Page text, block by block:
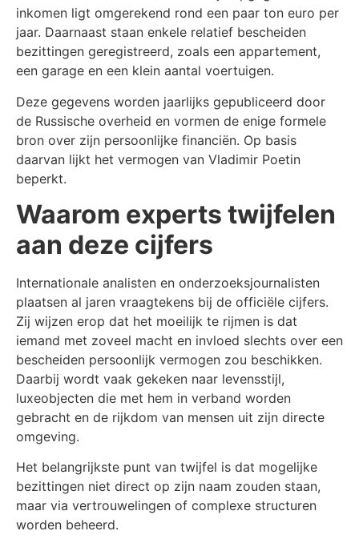
inkomen ligt omgerekend rond een paar ton euro per
jaar. Daarnaast staan enkele relatief bescheiden
bezittingen geregistreerd, zoals een appartement,
een garage en een klein aantal voertuigen.
Deze gegevens worden jaarlijks gepubliceerd door
de Russische overheid en vormen de enige formele
bron over zijn persoonlijke financiën. Op basis
daarvan lijkt het vermogen van Vladimir Poetin
beperkt.
Waarom experts twijfelen
aan deze cijfers
Internationale analisten en onderzoeksjournalisten
plaatsen al jaren vraagtekens bij de officiële cijfers.
Zij wijzen erop dat het moeilijk te rijmen is dat
iemand met zoveel macht en invloed slechts over een
bescheiden persoonlijk vermogen zou beschikken.
Daarbij wordt vaak gekeken naar levensstijl,
luxeobjecten die met hem in verband worden
gebracht en de rijkdom van mensen uit zijn directe
omgeving.
Het belangrijkste punt van twijfel is dat mogelijke
bezittingen niet direct op zijn naam zouden staan,
maar via vertrouwelingen of complexe structuren
worden beheerd.